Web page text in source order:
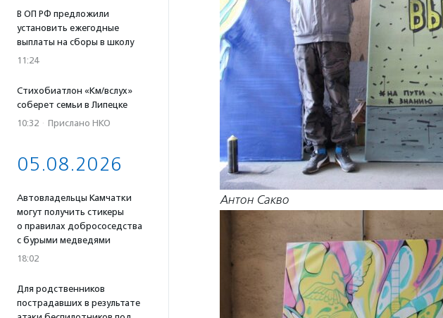
В ОП РФ предложили
установить ежегодные
выплаты на сборы в школу
11:24
Стихобиатлон «Км/вслух»
соберет семьи в Липецке
10:32 · Прислано НКО
05.08.2026
Автовладельцы Камчатки
могут получить стикеры
о правилах добрососедства
с бурыми медведями
18:02
Для родственников
пострадавших в результате
Антон Сакво